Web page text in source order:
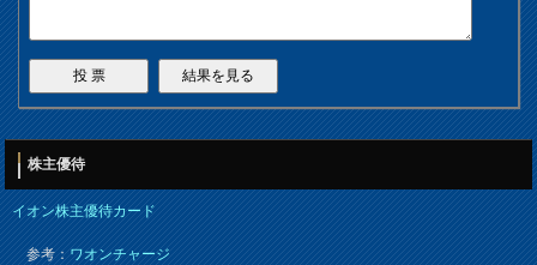
株主優待
イオン株主優待カード
参考：ワオンチャージ